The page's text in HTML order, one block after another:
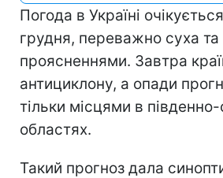
Погода в Україні
грудня, переважно суха та
проясненнями. Завтра
антициклону, а опади
тільки місцями в південно-
областях.
Такий прогноз дала